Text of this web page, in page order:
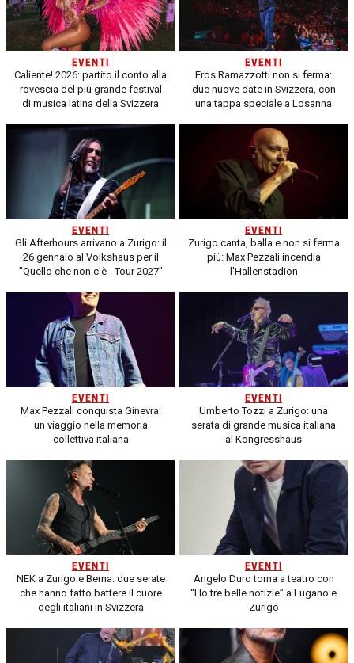
EVENTI
Caliente! 2026: partito il conto alla
rovescia del più grande festival
di musica latina della Svizzera
EVENTI
Eros Ramazzotti non si ferma:
due nuove date in Svizzera, con
una tappa speciale a Losanna
EVENTI
Gli Afterhours arrivano a Zurigo: il
26 gennaio al Volkshaus per il
"Quello che non c'è - Tour 2027"
EVENTI
Zurigo canta, balla e non si ferma
più: Max Pezzali incendia
l'Hallenstadion
EVENTI
Max Pezzali conquista Ginevra:
un viaggio nella memoria
collettiva italiana
EVENTI
Umberto Tozzi a Zurigo: una
serata di grande musica italiana
al Kongresshaus
EVENTI
NEK a Zurigo e Berna: due serate
che hanno fatto battere il cuore
degli italiani in Svizzera
EVENTI
Angelo Duro torna a teatro con
“Ho tre belle notizie” a Lugano e
Zurigo